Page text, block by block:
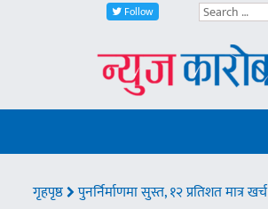
Follow
गृहपृष्ठ पुनर्निर्माणमा सुस्त, १२ प्रतिशत मात्र खर्च